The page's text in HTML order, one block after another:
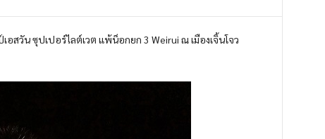
สวัน ซุปเปอร์ไลต์เวต แพ้น็อกยก 3 Weirui ณ เมืองเจิ้นโจว